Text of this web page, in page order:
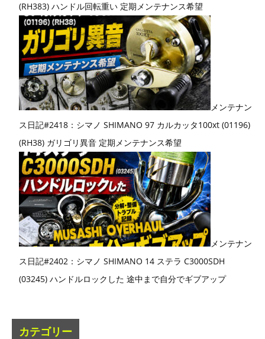
(RH383) ハンドル回転重い 定期メンテナンス希望
メンテナン
ス日記#2418：シマノ SHIMANO 97 カルカッタ100xt (01196)
(RH38) ガリゴリ異音 定期メンテナンス希望
メンテナン
ス日記#2402：シマノ SHIMANO 14 ステラ C3000SDH
(03245) ハンドルロックした 途中まで自分でギブアップ
カテゴリー